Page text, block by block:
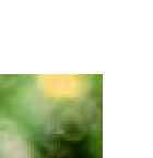
Строительство
Культура и